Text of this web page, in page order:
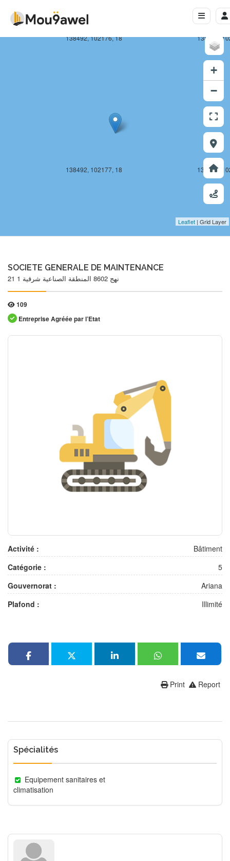
138492, 102176, 18 138493,
138492, 102177, 18 138493,
+
−
Leaflet | Grid Layer
SOCIETE GENERALE DE MAINTENANCE
21 نهج 8602 المنطقة الصناعية شرقية 1
109
Entreprise Agréée par l’Etat
Activité :
Bâtiment
Catégorie :
5
Gouvernorat :
Ariana
Plafond :
Illimité
Report
Print
Spécialités
Equipement sanitaires et
climatisation